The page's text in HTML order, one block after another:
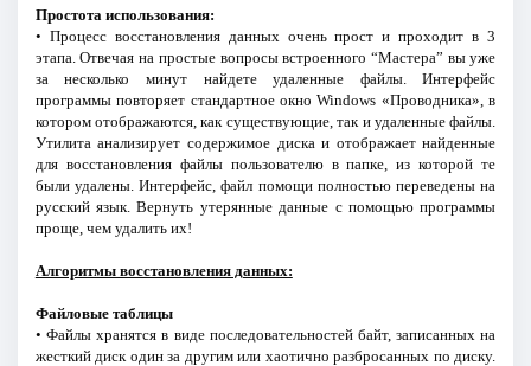
Простота использования:
• Процесс восстановления данных очень прост и проходит в 3
этапа. Отвечая на простые вопросы встроенного “Мастера” вы уже
за несколько минут найдете удаленные файлы. Интерфейс
программы повторяет стандартное окно Windows «Проводника», в
котором отображаются, как существующие, так и удаленные файлы.
Утилита анализирует содержимое диска и отображает найденные
для восстановления файлы пользователю в папке, из которой те
были удалены. Интерфейс, файл помощи полностью переведены на
русский язык. Вернуть утерянные данные с помощью программы
проще, чем удалить их!
Алгоритмы восстановления данных:
Файловые таблицы
• Файлы хранятся в виде последовательностей байт, записанных на
жесткий диск один за другим или хаотично разбросанных по диску.